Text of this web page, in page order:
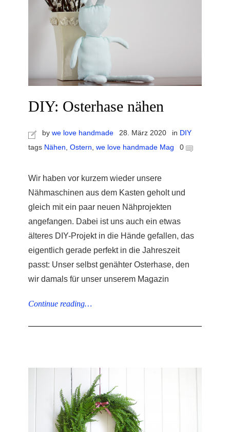
DIY: Osterhase nähen
by we love handmade 28. März 2020 in DIY
tags Nähen, Ostern, we love handmade Mag 0
Wir haben vor kurzem wieder unsere
Nähmaschinen aus dem Kasten geholt und
gleich mit ein paar neuen Nähprojekten
angefangen. Dabei ist uns auch ein etwas
älteres DIY-Projekt in die Hände gefallen, das
eigentlich gerade perfekt in die Jahreszeit
passt: Unser selbst genähter Osterhase, den
wir damals für unser unserem Magazin
Continue reading…